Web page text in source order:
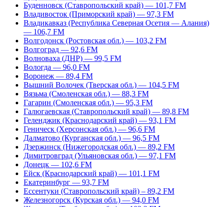
Буденновск (Ставропольский край) — 101,7 FM
Владивосток (Приморский край) — 97,3 FM
Владикавказ (Республика Северная Осетия — Алания)
— 106,7 FM
Волгодонск (Ростовская обл.) — 103,2 FM
Волгоград — 92,6 FM
Волноваха (ДНР) — 99,5 FM
Вологда — 96,0 FM
Воронеж — 89,4 FM
Вышний Волочек (Тверская обл.) — 104,5 FM
Вязьма (Смоленская обл.) — 88,3 FM
Гагарин (Смоленская обл.) — 95,3 FM
Галюгаевская (Ставропольский край) — 89,8 FM
Геленджик (Краснодарский край) — 93,1 FM
Геническ (Херсонская обл.) — 96,6 FM
Далматово (Курганская обл.) — 96,5 FM
Дзержинск (Нижегородская обл.) — 89,2 FM
Димитровград (Ульяновская обл.) — 97,1 FM
Донецк — 102,6 FM
Ейск (Краснодарский край) — 101,1 FM
Екатеринбург — 93,7 FM
Ессентуки (Ставропольский край) – 89,2 FM
Железногорск (Курская обл.) — 94,0 FM